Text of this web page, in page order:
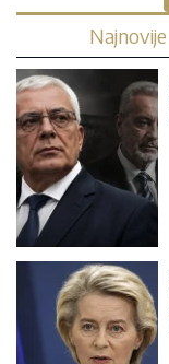
Najnovije